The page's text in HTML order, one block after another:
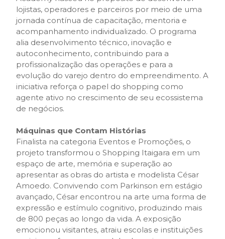
lojistas, operadores e parceiros por meio de uma
jornada contínua de capacitação, mentoria e
acompanhamento individualizado. O programa
alia desenvolvimento técnico, inovação e
autoconhecimento, contribuindo para a
profissionalização das operações e para a
evolução do varejo dentro do empreendimento. A
iniciativa reforça o papel do shopping como
agente ativo no crescimento de seu ecossistema
de negócios.
Máquinas que Contam Histórias
Finalista na categoria Eventos e Promoções, o
projeto transformou o Shopping Itaigara em um
espaço de arte, memória e superação ao
apresentar as obras do artista e modelista César
Amoedo. Convivendo com Parkinson em estágio
avançado, César encontrou na arte uma forma de
expressão e estímulo cognitivo, produzindo mais
de 800 peças ao longo da vida. A exposição
emocionou visitantes, atraiu escolas e instituições